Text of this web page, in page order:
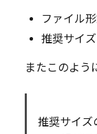
ファイル
推奨サイ
またこのよう
推奨サイズ